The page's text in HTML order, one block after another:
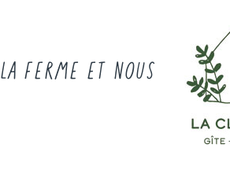
LA FERME ET NOUS